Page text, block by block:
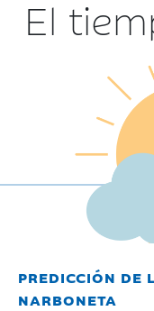
El
PREDICCIÓN DE
NARBONETA